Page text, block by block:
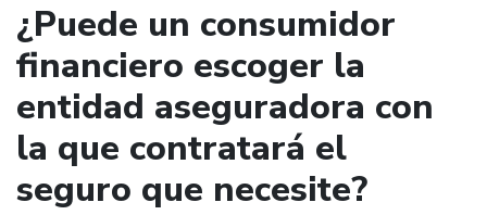
¿Puede un consumidor
financiero escoger la
entidad aseguradora con
la que contratará el
seguro que necesite?